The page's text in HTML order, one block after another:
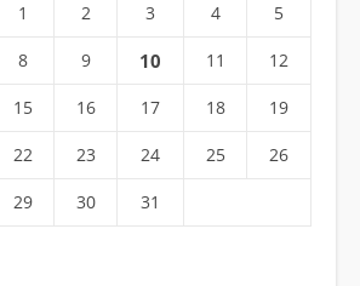
1 2 3 4 5
8 9 10 11 12
15 16 17 18 19
22 23 24 25 26
29 30 31